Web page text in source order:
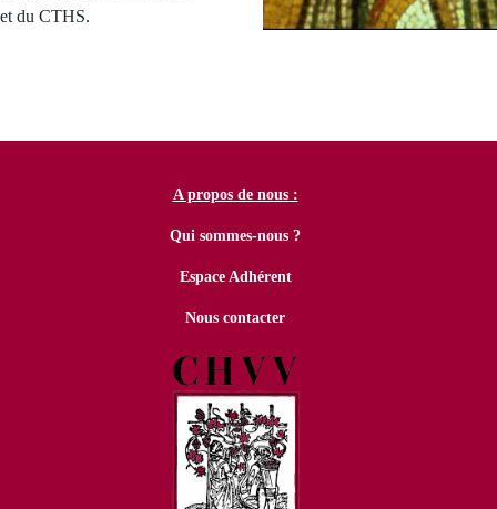
et du CTHS.
A propos de nous :
Qui sommes-nous ?
Espace Adhérent
Nous contacter